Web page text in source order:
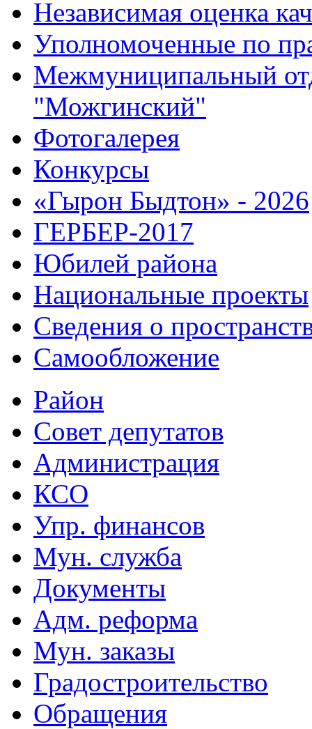
Независимая оценка
Уполномоченные по
Межмуниципальный
"Можгинский"
Фотогалерея
Конкурсы
«Гырон Быдтон» - 2026
ГЕРБЕР-2017
Юбилей района
Национальные проекты
Сведения о
Самообложение
Район
Совет депутатов
Администрация
КСО
Упр. финансов
Мун. служба
Документы
Адм. реформа
Мун. заказы
Градостроительство
Обращения